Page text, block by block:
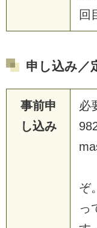
回
申し込み／
事前申
し込み
必
ぞ
っ